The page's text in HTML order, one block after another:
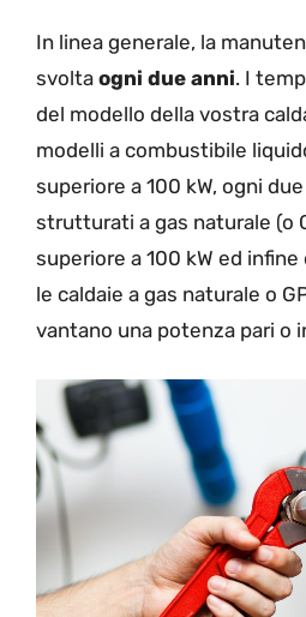
In linea generale, la
svolta ogni due anni. I
del modello della vostra
modelli a combustibile
superiore a 100 kW, ogni
strutturati a gas naturale (o
superiore a 100 kW ed
le caldaie a gas naturale o
vantano una potenza pari o